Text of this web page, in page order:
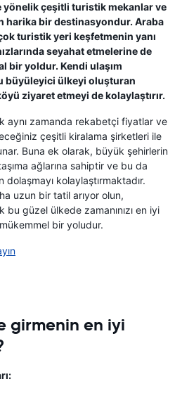
yönelik çeşitli turistik mekanlar ve
harika bir destinasyondur. Araba
turistik yeri keşfetmenin yanı
seyahat etmelerine de
bir yoldur. Kendi ulaşım
büyüleyici ülkeyi oluşturan
ziyaret etmeyi de kolaylaştırır.
aynı zamanda rekabetçi fiyatlar ve
çeşitli kiralama şirketleri ile
Buna ek olarak, büyük şehirlerin
ağlarına sahiptir ve bu da
kolaylaştırmaktadır.
uzun bir tatil arıyor olun,
güzel ülkede zamanınızı en iyi
bir yoludur.
girmenin en iyi